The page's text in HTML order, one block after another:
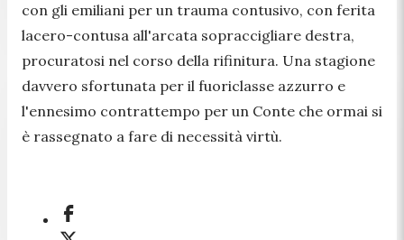
con gli emiliani per un trauma contusivo, con ferita
lacero-contusa all'arcata sopraccigliare destra,
procuratosi nel corso della rifinitura. Una stagione
davvero sfortunata per il fuoriclasse azzurro e
l'ennesimo contrattempo per un Conte che ormai si
è rassegnato a fare di necessità virtù.